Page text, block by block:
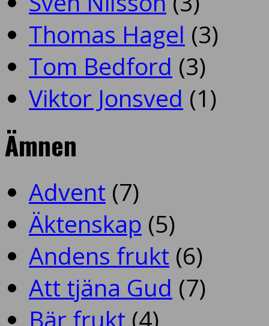
Thomas Hagel (3)
Tom Bedford (3)
Viktor Jonsved (1)
Ämnen
Advent (7)
Äktenskap (5)
Andens frukt (6)
Att tjäna Gud (7)
Bär frukt (4)